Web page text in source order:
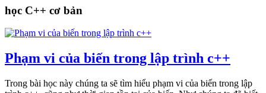
học C++ cơ bản
Phạm vi của biến trong lập trình c++
Trong bài học này chúng ta sẽ tìm hiểu phạm vi của biến trong lập